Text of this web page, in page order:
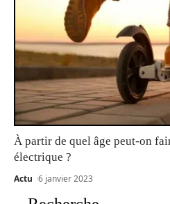
À partir de quel âge peut-on
électrique ?
Actu 6 janvier 2023